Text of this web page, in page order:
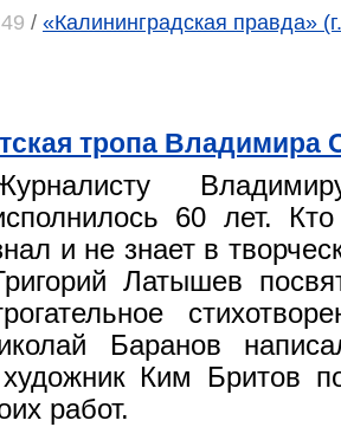
/ «Калининградская правда»
тропа Владимира
60 лет.
и не знает в
Латышев
Баранов
Ким Бритов
работ.